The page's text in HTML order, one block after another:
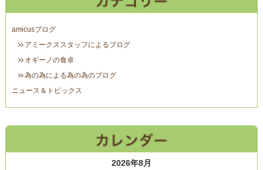
amicusブログ
アミークススタッフによるブログ
オギーノの食卓
為の為による為の為のブログ
ニュース＆トピックス
2026年8月